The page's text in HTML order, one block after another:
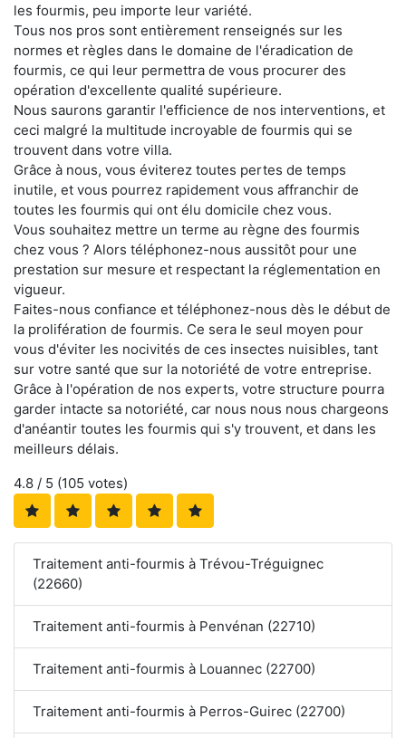
les fourmis, peu importe leur variété.
Tous nos pros sont entièrement renseignés sur les
normes et règles dans le domaine de l'éradication de
fourmis, ce qui leur permettra de vous procurer des
opération d'excellente qualité supérieure.
Nous saurons garantir l'efficience de nos interventions, et
ceci malgré la multitude incroyable de fourmis qui se
trouvent dans votre villa.
Grâce à nous, vous éviterez toutes pertes de temps
inutile, et vous pourrez rapidement vous affranchir de
toutes les fourmis qui ont élu domicile chez vous.
Vous souhaitez mettre un terme au règne des fourmis
chez vous ? Alors téléphonez-nous aussitôt pour une
prestation sur mesure et respectant la réglementation en
vigueur.
Faites-nous confiance et téléphonez-nous dès le début de
la prolifération de fourmis. Ce sera le seul moyen pour
vous d'éviter les nocivités de ces insectes nuisibles, tant
sur votre santé que sur la notoriété de votre entreprise.
Grâce à l'opération de nos experts, votre structure pourra
garder intacte sa notoriété, car nous nous nous chargeons
d'anéantir toutes les fourmis qui s'y trouvent, et dans les
meilleurs délais.
4.8 / 5 (105 votes)
Traitement anti-fourmis à Trévou-Tréguignec
(22660)
Traitement anti-fourmis à Penvénan (22710)
Traitement anti-fourmis à Louannec (22700)
Traitement anti-fourmis à Perros-Guirec (22700)